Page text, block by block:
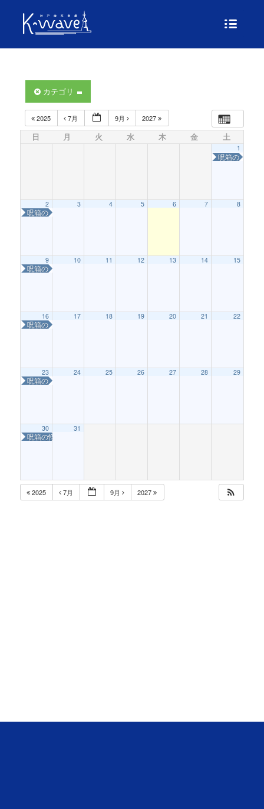
カテゴリ
2025 7月 9月 2027
日 月 火 水 木 金 土
1
呪箱の怪〜は
2
呪箱の怪〜はこねこを救え！〜
3 4 5 6 7 8
9
呪箱の怪〜はこねこを救え！〜
10 11 12 13 14 15
16
呪箱の怪〜はこねこを救え！〜
17 18 19 20 21 22
23
呪箱の怪〜はこねこを救え！〜
24 25 26 27 28 29
30
呪箱の怪〜はこねこを救え！〜
31
2025 7月 9月 2027